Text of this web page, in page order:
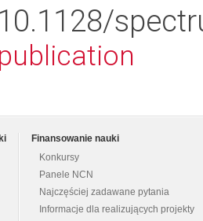
10.1128/
publication
Finansowanie nauki
Konkursy
Panele NCN
Najczęściej zadawane pytania
Informacje dla realizujących projekty